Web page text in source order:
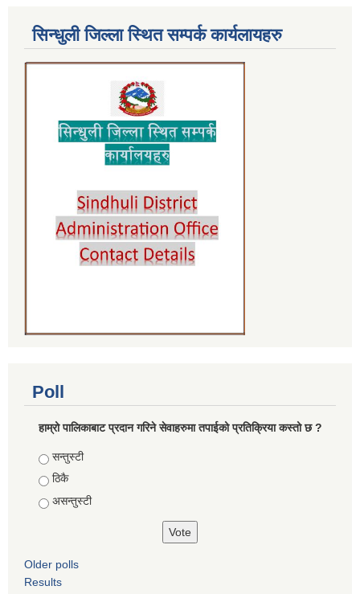
सिन्धुली जिल्ला स्थित सम्पर्क कार्यलायहरु
Poll
हाम्रो पालिकाबाट प्रदान गरिने सेवाहरुमा तपाईको प्रतिक्रिया कस्तो छ ?
Choices
सन्तुस्टी
ठिकै
असन्तुस्टी
Older polls
Results